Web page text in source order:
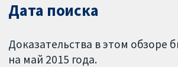
Дата поиска
Доказательства в этом обзоре
на май 2015 года.